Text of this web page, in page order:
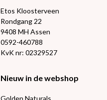
Etos Kloosterveen
Rondgang 22
9408 MH Assen
0592-460788
KvK nr: 02329527
Nieuw in de webshop